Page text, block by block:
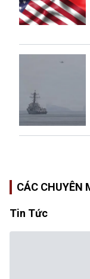
CÁC CHUYÊN
Tin Tức